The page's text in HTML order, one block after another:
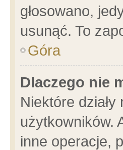
głosowano,
usunąć. To
Góra
Dlaczego nie
Niektóre
użytkowników.
inne operacje,